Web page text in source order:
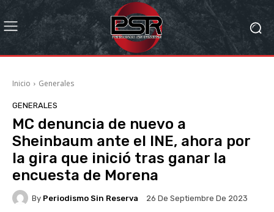
Inicio Generales
GENERALES
MC denuncia de nuevo a
Sheinbaum ante el INE, ahora por
la gira que inició tras ganar la
encuesta de Morena
By Periodismo Sin Reserva 26 De Septiembre De 2023